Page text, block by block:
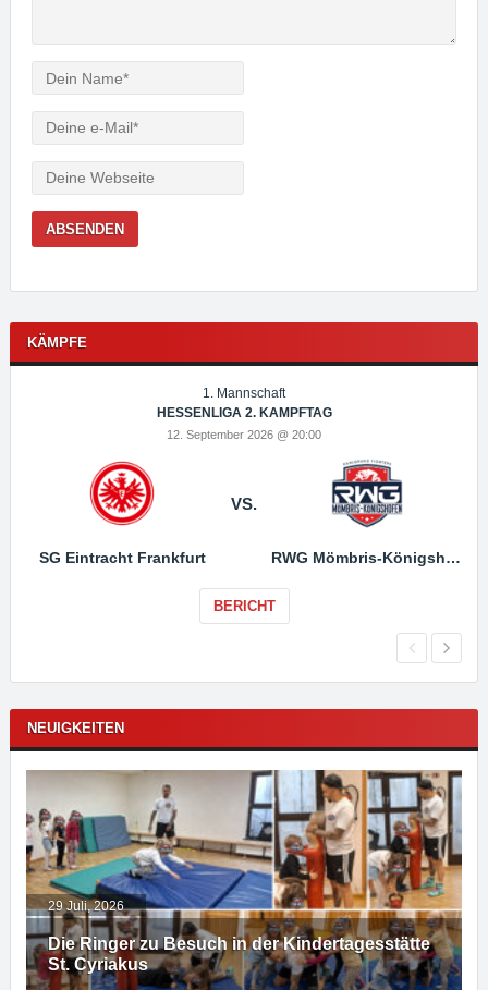
Verfasser
Mail
Webseite
KÄMPFE
1. Mannschaft
HESSENLIGA 2. KAMPFTAG
12. September 2026 @ 20:00
SG Eintracht Frankfurt
VS.
RWG Mömbris-Königshofen
BERICHT
NEUIGKEITEN
Die Ringer zu Besuch in der Kindertagesstätte
St. Cyriakus
29 Juli, 2026